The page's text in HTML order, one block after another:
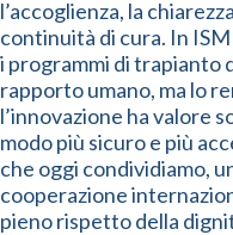
l’accoglienza, la
continuità di cura. In
i programmi di trapianto
rapporto umano, ma lo
l’innovazione ha valore
modo più sicuro e più
che oggi condividiamo,
cooperazione
pieno rispetto della